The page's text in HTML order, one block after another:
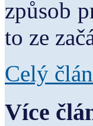
způsob
to ze
Celý
Více